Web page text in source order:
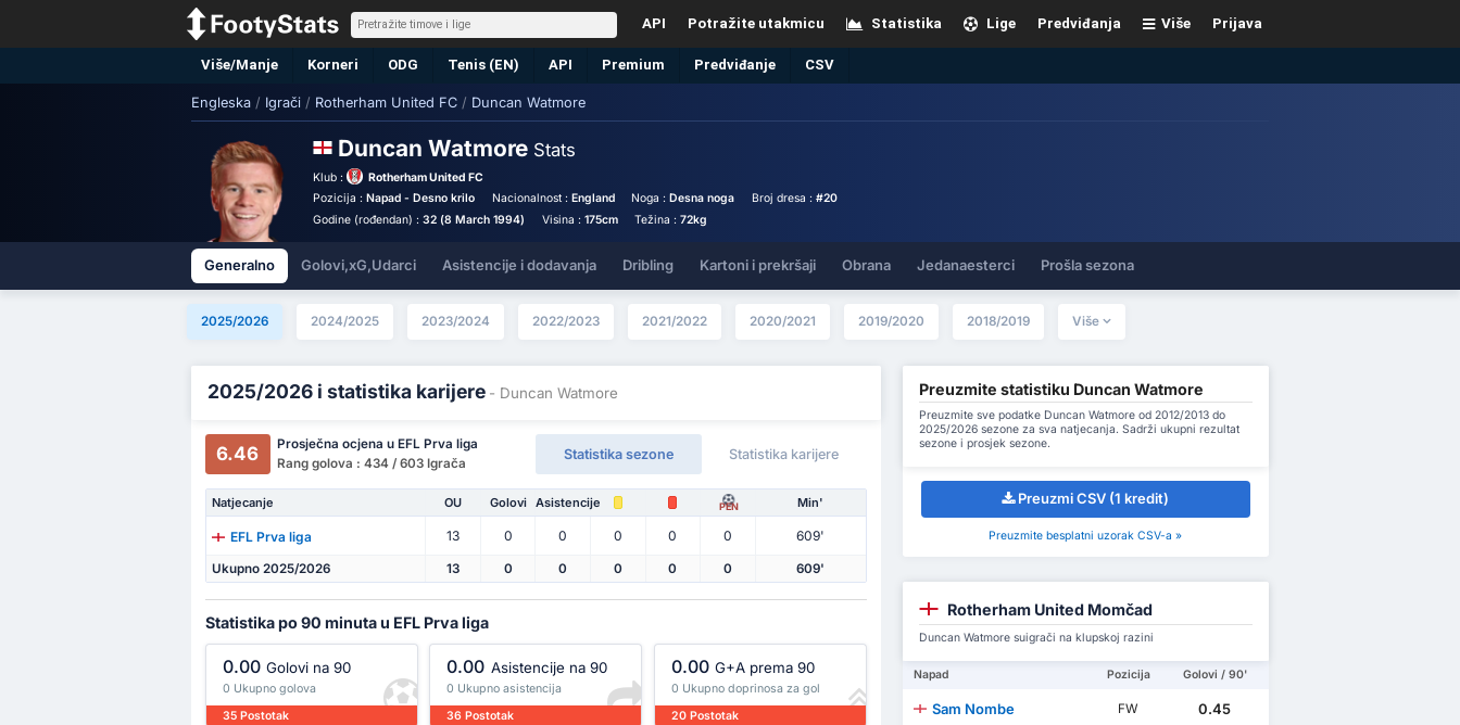
Prijava
Više
Predviđanja
Lige
Statistika
Potražite utakmicu
API
Više/Manje Korneri ODG Tenis (EN) API Premium Predviđanje CSV
Engleska / Igrači / Rotherham United FC / Duncan Watmore
Duncan Watmore Stats
Klub :
Rotherham United FC
Pozicija :Napad - Desno krilo Nacionalnost : England Noga :Desna noga Broj dresa : #20
Godine (rođendan) :32 (8 March 1994) Visina : 175cm Težina :72kg
Generalno Golovi,xG,Udarci Asistencije i dodavanja Dribling Kartoni i prekršaji Obrana Jedanaesterci Prošla sezona
2025/2026 2024/2025 2023/2024 2022/2023 2021/2022 2020/2021 2019/2020 2018/2019 Više
2025/2026 i statistika karijere - Duncan Watmore
6.46
Prosječna ocjena u EFL Prva liga
Rang golova : 434 / 603 Igrača
Statistika sezone Statistika karijere
Natjecanje OU Golovi Asistencije PEN Min'
EFL Prva liga 13 0 0 0 0 0 609'
Ukupno 2025/2026 13 0 0 0 0 0 609'
Statistika po 90 minuta u EFL Prva liga
0.00 Golovi na 90
0 Ukupno golova
35 Postotak
0.00 Asistencije na 90
0 Ukupno asistencija
36 Postotak
0.00 G+A prema 90
0 Ukupno doprinosa za gol
20 Postotak
Preuzmite statistiku Duncan Watmore
Preuzmite sve podatke Duncan Watmore od 2012/2013 do
2025/2026 sezone za sva natjecanja. Sadrži ukupni rezultat
sezone i prosjek sezone.
Preuzmi CSV (1 kredit)
Preuzmite besplatni uzorak CSV-a »
Rotherham United Momčad
Duncan Watmore suigrači na klupskoj razini
Napad Pozicija Golovi / 90'
Sam Nombe FW
0.45